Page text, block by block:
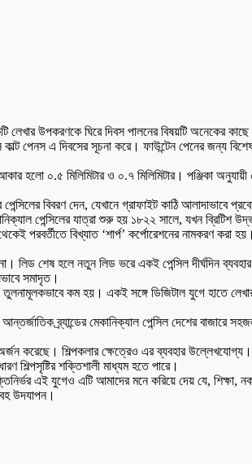
উপকরণকে ঘিরে দিবস পালনের বিষয়টি অনেকের
কাল্ট পেনস এ দিবসের সূচনা করে। ফাউন্টেন পেনের জন্য
আকার হলো ০.৫ মিলিমিটার ও ০.৭ মিলিমিটার। পঞ্জিকা
বিবরণ দেন, যেখানে গ্রাফাইট কাঠি আলাদাভাবে
পেন্সিলের যাত্রা শুরু হয় ১৮২২ সালে, যখন ব্রিটিশ
পরবর্তীতে বিখ্যাত ‘শার্প’ কর্পোরেশনের নামকরণ করা
লিড শেষ হলে নতুন লিড ভরে একই পেন্সিল দীর্ঘদিন
সমাদৃত।
কম হয়। একই সঙ্গে ডিজিটাল যুগে হাতে
ব্র্যান্ডের মেকানিক্যাল পেন্সিল দেশের
করেছে। শিল্পকলার ক্ষেত্রেও এর ব্যবহার উল্লেখযোগ্য।
শিল্পসৃষ্টির শক্তিশালী মাধ্যম হতে পারে।
এই যুগেও এটি আমাদের মনে করিয়ে দেয় যে,
উদযাপন।